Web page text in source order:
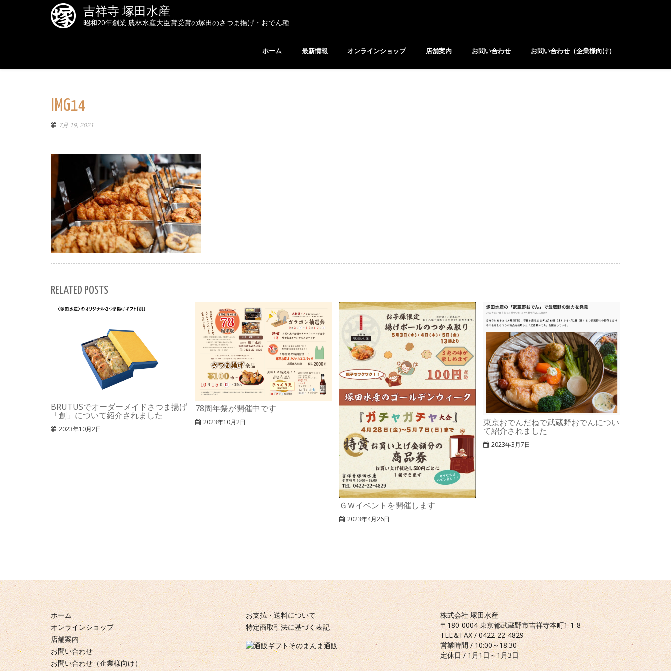
吉祥寺 塚田水産
昭和20年創業 農林水産大臣賞受賞の塚田のさつま揚げ・おでん種
ホーム 最新情報 オンラインショップ 店舗案内 お問い合わせ お問い合わせ（企業様向け）
IMG14
7月 19, 2021
RELATED POSTS
BRUTUSでオーダーメイドさつま揚げ
「創」について紹介されました
2023年10月2日
78周年祭が開催中です
2023年10月2日
ＧＷイベントを開催します
2023年4月26日
東京おでんだねで武蔵野おでんについ
て紹介されました
2023年3月7日
ホーム
オンラインショップ
店舗案内
お問い合わせ
お問い合わせ（企業様向け）
お支払・送料について
特定商取引法に基づく表記
株式会社 塚田水産
〒180-0004 東京都武蔵野市吉祥寺本町1-1-8
TEL＆FAX / 0422-22-4829
営業時間 / 10:00～18:30
定休日 / 1月1日～1月3日